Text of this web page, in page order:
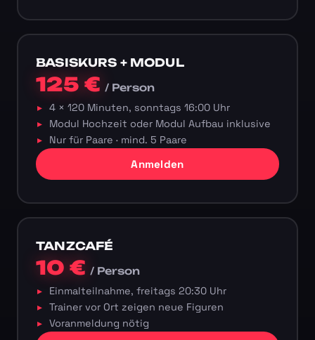
BASISKURS + MODUL
125 €/ Person
4 × 120 Minuten, sonntags 16:00 Uhr
Modul Hochzeit oder Modul Aufbau inklusive
Nur für Paare · mind. 5 Paare
Anmelden
TANZCAFÉ
10 €/ Person
Einmalteilnahme, freitags 20:30 Uhr
Trainer vor Ort zeigen neue Figuren
Voranmeldung nötig